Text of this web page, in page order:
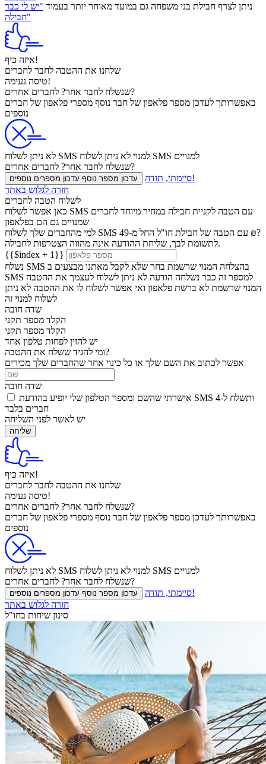
ניתן לצרף חבילת בני משפחה גם במועד מאוחר יותר בעמוד "יש לי כבר
חבילה"
איזה כיף!
שלחנו את ההטבה לחבר לחברים
טיסה נעימה!
שנשלח לחבר אחר?
לחברים אחרים?
באפשרותך לעדכן מספר פלאפון של חבר נוסף מספרי פלאפון של חברים
נוספים
לא ניתן לשלוח SMS למנוי
לא ניתן לשלוח SMS למנויים
שנשלח לחבר אחר? לחברים אחרים?
עדכון מספר נוסף עדכון מספרים נוספים
סיימתי, תודה!
חזרה לגלוש באתר
לשלוח הטבה לחברים
כאן אפשר לשלוח SMS עם הטבה לקניית חבילה במחיר מיוחד לחברים
שמנויים גם הם בפלאפון
למי מהחברים שלך לשלוח SMS עם הטבה של חבילת חו"ל החל מ-49 ₪?
לתשומת לבך, שליחת ההודעה אינה מהווה הצטרפות לחבילה.
{{$index + 1}}
נשלח SMS בהצלחה המנוי שרשמת בחר שלא לקבל מאתנו מבצעים ב
SMS
למספר זה כבר נשלחה הודעה לא ניתן לשלוח לעצמך את ההטבה
המנוי שרשמת לא ברשת פלאפון ואי אפשר לשלוח לו את ההטבה לא ניתן
לשלוח למנוי זה
שדה חובה
הקלד מספר תקני
הקלד מספר תקני
יש להזין לפחות טלפון אחד
ומי להגיד ששלח את ההטבה?
אפשר לכתוב את השם שלך או כל כינוי אחר שהחברים שלך מכירים
שדה חובה
אישרתי שהשם ומספר הטלפון שלי יופיע בהודעת SMS ותשלח ל-4
חברים בלבד
יש לאשר לפני השליחה
שליחה
איזה כיף!
שלחנו את ההטבה לחבר לחברים
טיסה נעימה!
שנשלח לחבר אחר?
לחברים אחרים?
באפשרותך לעדכן מספר פלאפון של חבר נוסף מספרי פלאפון של חברים
נוספים
לא ניתן לשלוח SMS למנוי
לא ניתן לשלוח SMS למנויים
שנשלח לחבר אחר? לחברים אחרים?
עדכון מספר נוסף עדכון מספרים נוספים
סיימתי, תודה!
חזרה לגלוש באתר
סינון שיחות בחו"ל